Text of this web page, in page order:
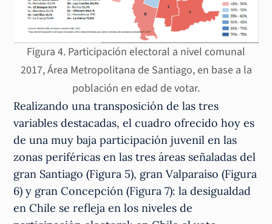
Figura 4. Participación electoral a nivel comunal
2017, Área Metropolitana de Santiago, en base a la
población en edad de votar.
Realizando una transposición de las tres
variables destacadas, el cuadro ofrecido hoy es
de una muy baja participación juvenil en las
zonas periféricas en las tres áreas señaladas del
gran Santiago (Figura 5), gran Valparaíso (Figura
6) y gran Concepción (Figura 7): la desigualdad
en Chile se refleja en los niveles de